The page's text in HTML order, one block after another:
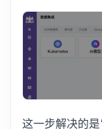
这一步解决的